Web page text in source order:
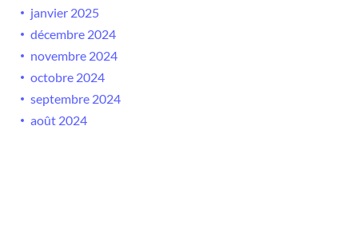
janvier 2025
décembre 2024
novembre 2024
octobre 2024
septembre 2024
août 2024